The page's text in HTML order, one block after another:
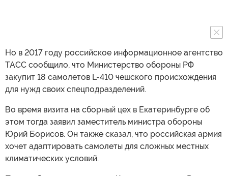
Но в 2017 году российское информационное агентство
ТАСС сообщило, что Министерство обороны РФ
закупит 18 самолетов L-410 чешского происхождения
для нужд своих спецподразделений.
Во время визита на сборный цех в Екатеринбурге об
этом тогда заявил заместитель министра обороны
Юрий Борисов. Он также сказал, что российская армия
хочет адаптировать самолеты для сложных местных
климатических условий.